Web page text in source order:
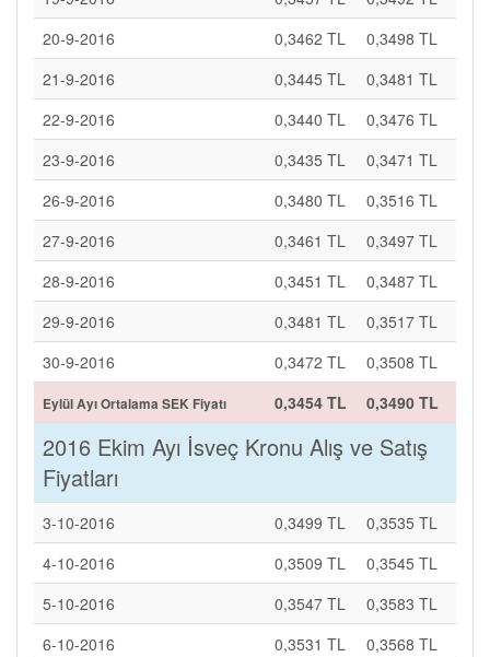
20-9-2016
0,3462 TL
0,3498 TL
21-9-2016
0,3445 TL
0,3481 TL
22-9-2016
0,3440 TL
0,3476 TL
23-9-2016
0,3435 TL
0,3471 TL
26-9-2016
0,3480 TL
0,3516 TL
27-9-2016
0,3461 TL
0,3497 TL
28-9-2016
0,3451 TL
0,3487 TL
29-9-2016
0,3481 TL
0,3517 TL
30-9-2016
0,3472 TL 0,3508 TL
Eylül Ayı Ortalama SEK Fiyatı 0,3454 TL 0,3490 TL
2016 Ekim Ayı İsveç Kronu Alış ve Satış
Fiyatları
3-10-2016 0,3499 TL
0,3535 TL
4-10-2016
0,3509 TL
0,3545 TL
5-10-2016
0,3547 TL
0,3583 TL
6-10-2016
0,3531 TL
0,3568 TL